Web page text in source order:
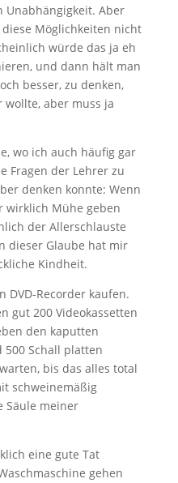
Unabhängigkeit. Aber
Möglichkeiten nicht
würde das ja eh
und dann hält man
besser, zu denken,
aber muss ja
wo ich auch häufig gar
Fragen der Lehrer zu
denken konnte: Wenn
wirklich Mühe geben
der Allerschlauste
dieser Glaube hat mir
Kindheit.
DVD-Recorder kaufen.
gut 200 Videokassetten
den kaputten
Schall platten
bis das alles total
schweinemäßig
Säule meiner
eine gute Tat
gehen